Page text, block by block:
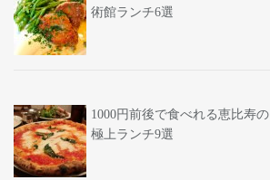
術館ランチ6選
1000円前後で食べれる恵比寿の
極上ランチ9選